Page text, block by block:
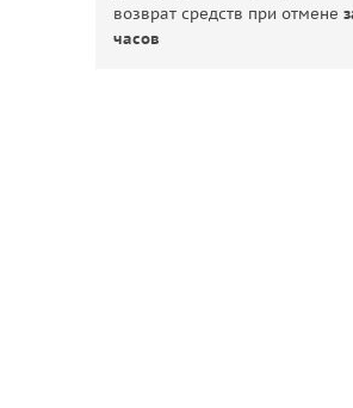
возврат средств при отмене
часов